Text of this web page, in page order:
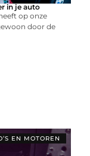
in je auto
op onze
door de
EN MOTOREN